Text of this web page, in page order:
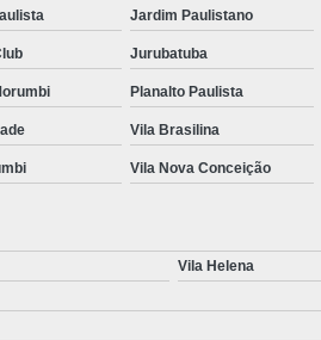
Jardim Paulistano
Jurubatuba
Planalto Paulista
Vila Brasilina
Vila Nova Conceição
Vila Helena